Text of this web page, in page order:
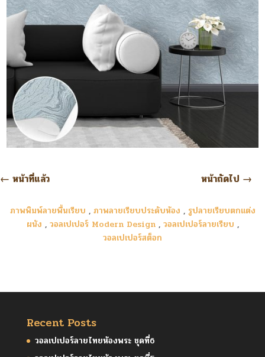
← หน้าที่แล้ว หน้าถัดไป →
ภาพพิมพ์ลายพื้นเรียบ , ภาพลายเรียบประดับห้อง , รูปลายเรียบตกแต่ง
ผนัง , วอลเปเปอร์ Modern Design, วอลเปเปอร์ลายเรียบ ,
วอลเปเปอร์สต็อก
Recent Posts
วอลเปเปอร์ลายไทยห้องพระ ชุดที่6